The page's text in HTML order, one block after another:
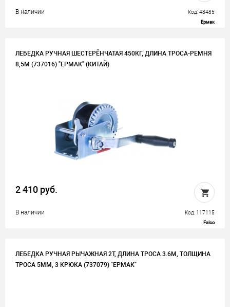
В наличии Код: 48485
Ермак
ЛЕБЕДКА РУЧНАЯ ШЕСТЕРЁНЧАТАЯ 450КГ, ДЛИНА ТРОСА-РЕМНЯ
8,5М (737016) "ЕРМАК" (КИТАЙ)
2 410 руб.
В наличии Код: 117115
Falco
ЛЕБЕДКА РУЧНАЯ РЫЧАЖНАЯ 2Т, ДЛИНА ТРОСА 3.6М, ТОЛЩИНА
ТРОСА 5ММ, 3 КРЮКА (737079) "ЕРМАК"